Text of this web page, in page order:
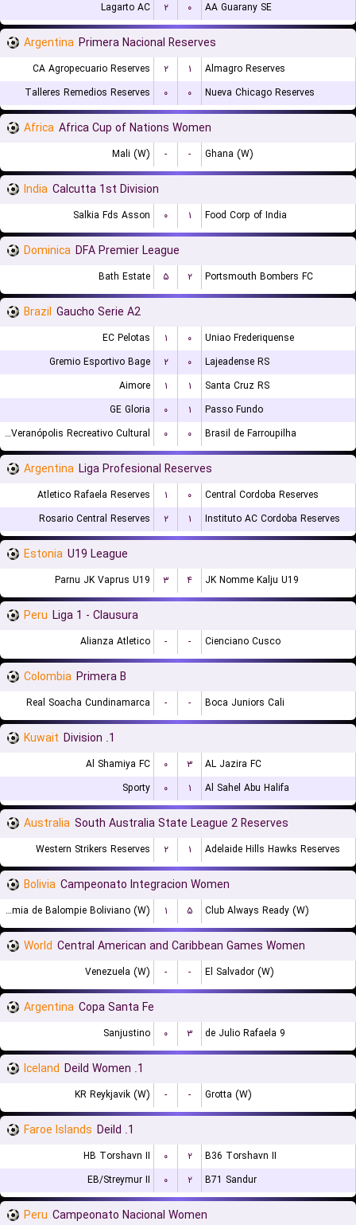
Lagarto AC
۲ ۰ AA Guarany SE
Argentina Primera Nacional Reserves
CA Agropecuario Reserves ۲ ۱
Almagro Reserves
Talleres Remedios Reserves
۰ ۰ Nueva Chicago Reserves
Africa Africa Cup of Nations Women
Mali (W) - - Ghana (W)
India Calcutta 1st Division
Salkia Fds Asson ۰ ۱ Food Corp of India
Dominica DFA Premier League
Bath Estate ۵ ۲ Portsmouth Bombers FC
Brazil Gaucho Serie A2
EC Pelotas ۱ ۰
Uniao Frederiquense
Gremio Esportivo Bage
۲ ۰
Lajeadense RS
Aimore
۱ ۱
Santa Cruz RS
GE Gloria
۰ ۱
Passo Fundo
EC Veranópolis Recreativo Cultural
۰ ۰ Brasil de Farroupilha
Argentina Liga Profesional Reserves
Atletico Rafaela Reserves ۱ ۰
Central Cordoba Reserves
Rosario Central Reserves
۲ ۱ Instituto AC Cordoba Reserves
Estonia U19 League
Parnu JK Vaprus U19 ۳ ۴ JK Nomme Kalju U19
Peru Liga 1 - Clausura
Alianza Atletico - - Cienciano Cusco
Colombia Primera B
Real Soacha Cundinamarca - - Boca Juniors Cali
Kuwait 1. Division
Al Shamiya FC ۰ ۳
AL Jazira FC
Sporty
۰ ۱ Al Sahel Abu Halifa
Australia South Australia State League 2 Reserves
Western Strikers Reserves ۲ ۱ Adelaide Hills Hawks Reserves
Bolivia Campeonato Integracion Women
Academia de Balompie Boliviano (W) ۱ ۵ Club Always Ready (W)
World Central American and Caribbean Games Women
Venezuela (W) - - El Salvador (W)
Argentina Copa Santa Fe
Sanjustino ۰ ۳ 9 de Julio Rafaela
Iceland 1. Deild Women
KR Reykjavik (W) - - Grotta (W)
Faroe Islands 1. Deild
HB Torshavn II ۰ ۲
B36 Torshavn II
EB/Streymur II
۰ ۲ B71 Sandur
Peru Campeonato Nacional Women